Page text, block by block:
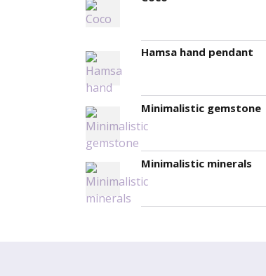
Hamsa hand pendant
Minimalistic gemstone
Minimalistic minerals